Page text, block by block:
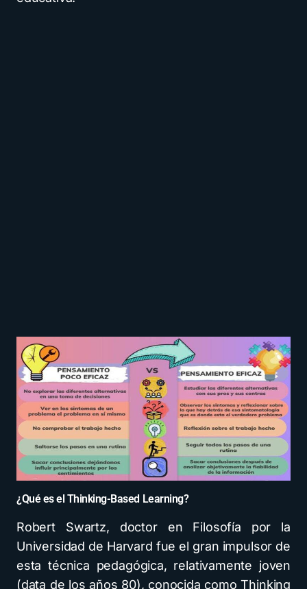
¿Qué es el Thinking-Based Learning?
Robert Swartz, doctor en Filosofía por la
Universidad de Harvard fue el gran impulsor de
esta técnica pedagógica, relativamente joven
(data de los años 80), conocida como Thinking